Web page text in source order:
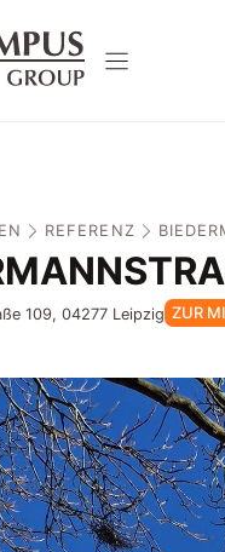
REFERENZ
109, 04277 Leipzig ZUR